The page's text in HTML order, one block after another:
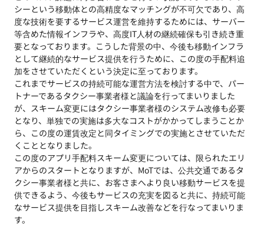
シーという移動体との高精度なマッチングが不可欠であり、高
度な技術を要するサービス運営を維持するためには、サーバー
等含めた情報インフラや、高度IT人材の継続確保も引き続き重
要となっております。こうした背景の中、今後も移動インフラ
として継続的なサービス提供を行うために、この度の手配料追
加をさせていただくという決定に至っております。
これまでサービスの持続可能な運営方法を検討する中で、パー
トナーであるタクシー事業者様と議論を行ってまいりました
が、スキーム変更にはタクシー事業者様のシステム改修も必要
となり、単独での実施は多大なコストがかかってしまうことか
ら、この度の運賃改定と同タイミングでの実施とさせていただ
くこととなりました。
この度のアプリ手配料スキーム変更については、限られたエリ
アからのスタートとなりますが、MoTでは、公共交通であるタ
クシー事業者様と共に、お客さまへより良い移動サービスを提
供できるよう、今後もサービスの充実を図ると共に、持続可能
なサービス提供を目指しスキーム改善などを行なってまいりま
す。